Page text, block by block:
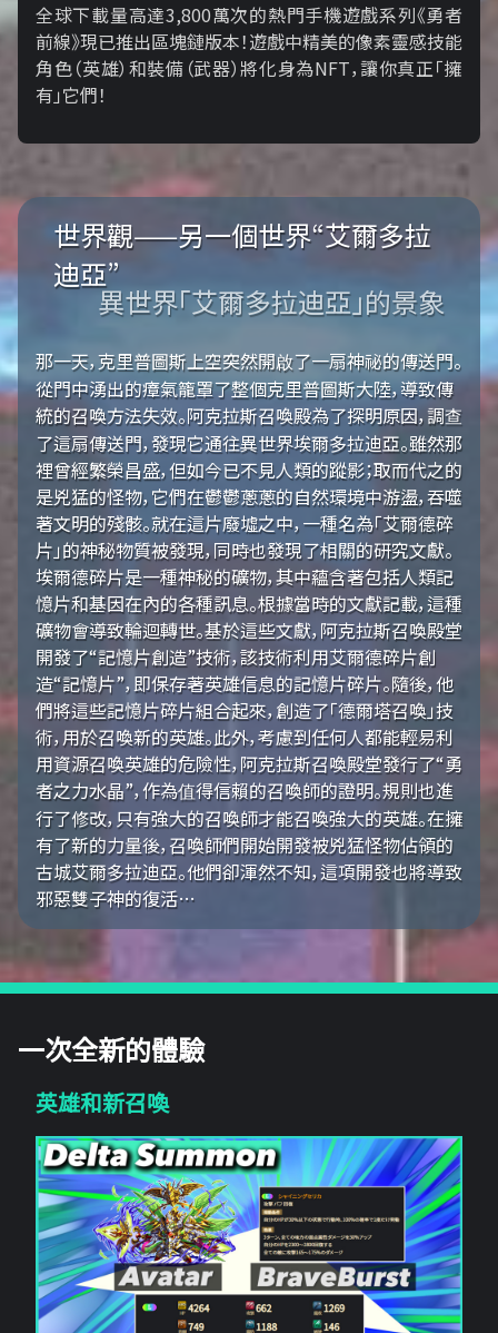
全球下載量高達3,800萬次的熱門手機遊戲系列《勇者
前線》現已推出區塊鏈版本！遊戲中精美的像素靈感技能
角色（英雄）和裝備（武器）將化身為NFT，讓你真正「擁​​
有」它們！
世界觀——另一個世界“艾爾多拉
迪亞”
異世界「艾爾多拉迪亞」的景象
那一天，克里普圖斯上空突然開啟了一扇神祕的傳送門。
從門中湧出的瘴氣籠罩了整個克里普圖斯大陸，導致傳
統的召喚方法失效。阿克拉斯召喚殿為了探明原因，調查
了這扇傳送門，發現它通往異世界埃爾多拉迪亞。雖然那
裡曾經繁榮昌盛，但如今已不見人類的蹤影；取而代之的
是兇猛的怪物，它們在鬱鬱蔥蔥的自然環境中游盪，吞噬
著文明的殘骸。就在這片廢墟之中，一種名為「艾爾德碎
片」的神秘物質被發現，同時也發現了相關的研究文獻。
埃爾德碎片是一種神秘的礦物，其中蘊含著包括人類記
憶片和基因在內的各種訊息。根據當時的文獻記載，這種
礦物會導致輪迴轉世。基於這些文獻，阿克拉斯召喚殿堂
開發了“記憶片創造”技術，該技術利用艾爾德碎片創
造“記憶片”，即保存著英雄信息的記憶片碎片。隨後，他
們將這些記憶片碎片組合起來，創造了「德爾塔召喚」技
術，用於召喚新的英雄。此外，考慮到任何人都能輕易利
用資源召喚英雄的危險性，阿克拉斯召喚殿堂發行了“勇
者之力水晶”，作為值得信賴的召喚師的證明。規則也進
行了修改，只有強大的召喚師才能召喚強大的英雄。在擁
有了新的力量後，召喚師們開始開發被兇猛怪物佔領的
古城艾爾多拉迪亞。他們卻渾然不知，這項開發也將導致
邪惡雙子神的復活…
一次全新的體驗
英雄和新召喚